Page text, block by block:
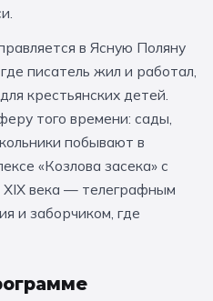
в Ясную Поляну
писатель жил и работал,
крестьянских детей.
того времени: сады,
побывают в
«Козлова засека» с
века — телеграфным
и заборчиком, где